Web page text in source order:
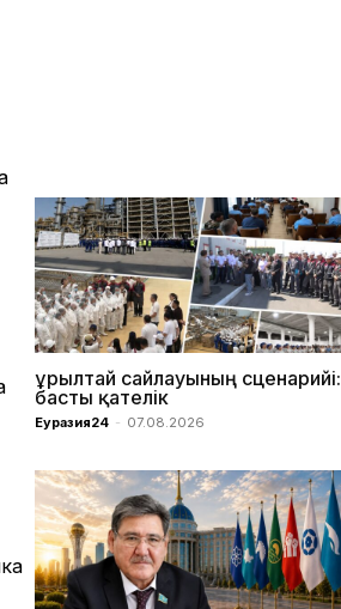
Құрылтай сайлауының сценарийі:
басты қателік
Еуразия24 - 07.08.2026